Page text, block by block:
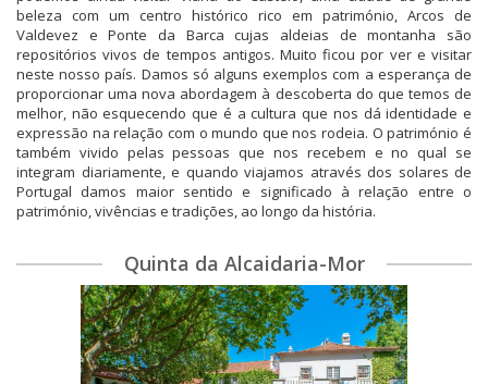
beleza com um centro histórico rico em património, Arcos de
Valdevez e Ponte da Barca cujas aldeias de montanha são
repositórios vivos de tempos antigos. Muito ficou por ver e visitar
neste nosso país. Damos só alguns exemplos com a esperança de
proporcionar uma nova abordagem à descoberta do que temos de
melhor, não esquecendo que é a cultura que nos dá identidade e
expressão na relação com o mundo que nos rodeia. O património é
também vivido pelas pessoas que nos recebem e no qual se
integram diariamente, e quando viajamos através dos solares de
Portugal damos maior sentido e significado à relação entre o
património, vivências e tradições, ao longo da história.
Quinta da Alcaidaria-Mor